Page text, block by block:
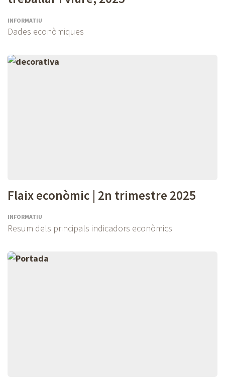
INFORMATIU
Dades econòmiques
Flaix econòmic | 2n trimestre 2025
INFORMATIU
Resum dels principals indicadors econòmics